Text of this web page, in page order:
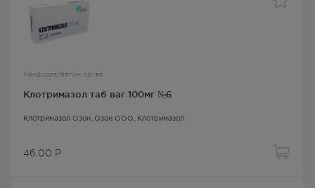
Кандидоз/вагин ср-ва
Клотримазол таб ваг 100мг №6
Клотримазол Озон , Озон ООО, Клотримазол
46.00 Р